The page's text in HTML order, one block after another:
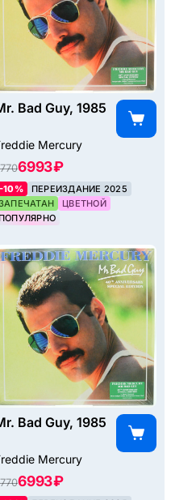
Bad Guy, 1985
Mercury
6993 ₽
ПЕРЕИЗДАНИЕ 2025
ЦВЕТНОЙ
Bad Guy, 1985
Mercury
6993 ₽